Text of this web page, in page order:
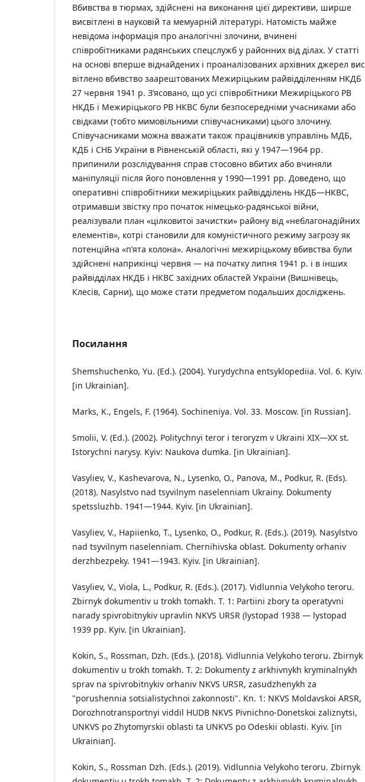
Вбивства в тюрмах, здійснені на виконання цієї директиви, ширше
висвітлені в науковій та мемуарній літературі. Натомість майже
невідома інформація про аналогічні злочини, вчинені
співробітниками радянських спецслужб у районних від ділах. У статті
на основі вперше віднайдених і проаналізованих архівних джерел вис
вітлено вбивство заарештованих Межиріцьким райвідділенням НКДБ
27 червня 1941 р. З’ясовано, що усі співробітники Межиріцького РВ
НКДБ і Межиріцького РВ НКВС були безпосередніми учасниками або
свідками (тобто мимовільними співучасниками) цього злочину.
Співучасниками можна вважати також працівників управлінь МДБ,
КДБ і СНБ України в Рівненській області, які у 1947—1964 рр.
припинили розслідування справ стосовно вбитих або вчиняли
маніпуляції після його поновлення у 1990—1991 рр. Доведено, що
оперативні співробітники межиріцьких райвідділень НКДБ—НКВС,
отримавши звістку про початок німецько-радянської війни,
реалізували план «цілковитої зачистки» району від «неблагонадійних
елементів», котрі становили для комуністичного режиму загрозу як
потенційна «п’ята колона». Аналогічні межиріцькому вбивства були
здійснені наприкінці червня — на початку липня 1941 р. і в інших
райвідділах НКДБ і НКВС західних областей України (Вишнівець,
Клесів, Сарни), що може стати предметом подальших досліджень.
Посилання
Shemshuchenko, Yu. (Ed.). (2004). Yurydychna entsyklopediia. Vol. 6. Kyiv.
[in Ukrainian].
Marks, K., Engels, F. (1964). Sochineniya. Vol. 33. Moscow. [in Russian].
Smolii, V. (Ed.). (2002). Politychnyi teror i teroryzm v Ukraini XIX—XX st.
Istorychni narysy. Kyiv: Naukova dumka. [in Ukrainian].
Vasyliev, V., Kashevarova, N., Lysenko, O., Panova, M., Podkur, R. (Eds).
(2018). Nasylstvo nad tsyvilnym naselenniam Ukrainy. Dokumenty
spetssluzhb. 1941—1944. Kyiv. [in Ukrainian].
Vasyliev, V., Hapiienko, T., Lysenko, O., Podkur, R. (Eds.). (2019). Nasylstvo
nad tsyvilnym naselenniam. Chernihivska oblast. Dokumenty orhaniv
derzhbezpeky. 1941—1943. Kyiv. [in Ukrainian].
Vasyliev, V., Viola, L., Podkur, R. (Eds.). (2017). Vidlunnia Velykoho teroru.
Zbirnyk dokumentiv u trokh tomakh. T. 1: Partiini zbory ta operatyvni
narady spivrobitnykiv upravlin NKVS URSR (lystopad 1938 — lystopad
1939 pp. Kyiv. [in Ukrainian].
Kokin, S., Rossman, Dzh. (Eds.). (2018). Vidlunnia Velykoho teroru. Zbirnyk
dokumentiv u trokh tomakh. T. 2: Dokumenty z arkhivnykh kryminalnykh
sprav na spivrobitnykiv orhaniv NKVS URSR, zasudzhenykh za
"porushennia sotsialistychnoi zakonnosti". Kn. 1: NKVS Moldavskoi ARSR,
Dorozhnotransportnyi viddil HUDB NKVS Pivnichno-Donetskoi zaliznytsi,
UNKVS po Zhytomyrskii oblasti ta UNKVS po Odeskii oblasti. Kyiv. [in
Ukrainian].
Kokin, S., Rossman Dzh. (Eds.). (2019). Vidlunnia Velykoho teroru. Zbirnyk